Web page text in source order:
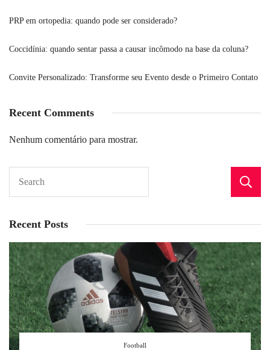
PRP em ortopedia: quando pode ser considerado?
Coccidínia: quando sentar passa a causar incômodo na base da coluna?
Convite Personalizado: Transforme seu Evento desde o Primeiro Contato
Recent Comments
Nenhum comentário para mostrar.
Recent Posts
Football